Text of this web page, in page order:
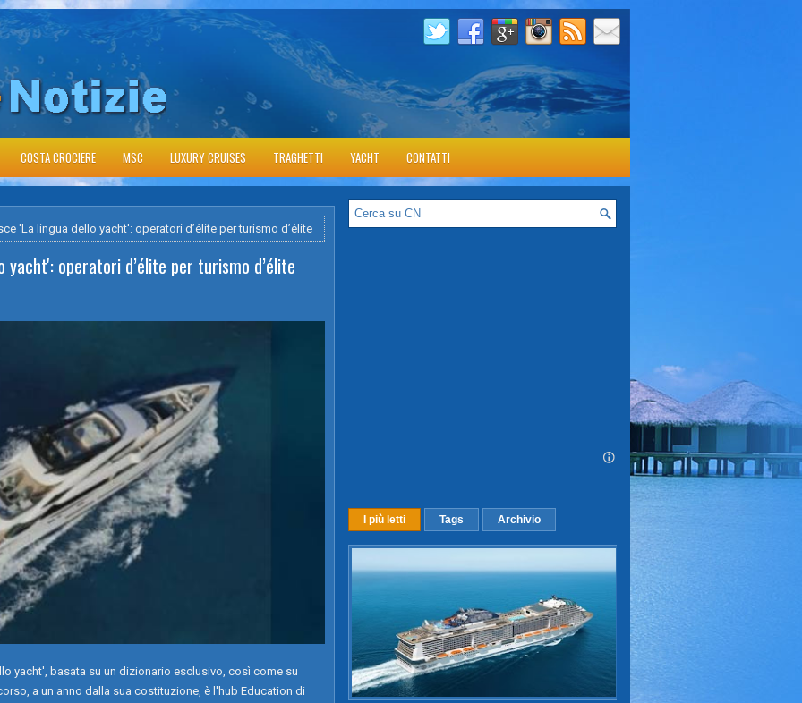
COSTA CROCIERE MSC LUXURY CRUISES TRAGHETTI YACHT CONTATTI
'La lingua dello yacht': operatori d’élite per turismo d’élite
yacht': operatori d’élite per turismo d’élite
yacht', basata su un dizionario esclusivo, così come su
a un anno dalla sua costituzione, è l'hub Education di
I più letti Tags Archivio